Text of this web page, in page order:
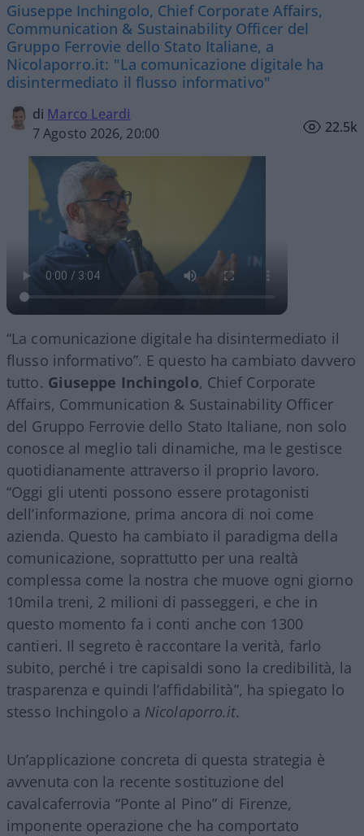
Giuseppe Inchingolo, Chief Corporate Affairs,
Communication & Sustainability Officer del
Gruppo Ferrovie dello Stato Italiane, a
Nicolaporro.it: "La comunicazione digitale ha
disintermediato il flusso informativo"
di Marco Leardi
7 Agosto 2026, 20:00
22.5k
“La comunicazione digitale ha disintermediato il
flusso informativo”. E questo ha cambiato davvero
tutto. Giuseppe Inchingolo, Chief Corporate
Affairs, Communication & Sustainability Officer
del Gruppo Ferrovie dello Stato Italiane, non solo
conosce al meglio tali dinamiche, ma le gestisce
quotidianamente attraverso il proprio lavoro.
“Oggi gli utenti possono essere protagonisti
dell’informazione, prima ancora di noi come
azienda. Questo ha cambiato il paradigma della
comunicazione, soprattutto per una realtà
complessa come la nostra che muove ogni giorno
10mila treni, 2 milioni di passeggeri, e che in
questo momento fa i conti anche con 1300
cantieri. Il segreto è raccontare la verità, farlo
subito, perché i tre capisaldi sono la credibilità, la
trasparenza e quindi l’affidabilità”, ha spiegato lo
stesso Inchingolo a Nicolaporro.it.
Un’applicazione concreta di questa strategia è
avvenuta con la recente sostituzione del
cavalcaferrovia “Ponte al Pino” di Firenze,
imponente operazione che ha comportato